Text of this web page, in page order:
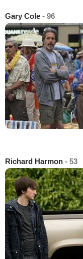
Gary Cole - 96
Richard Harmon - 53